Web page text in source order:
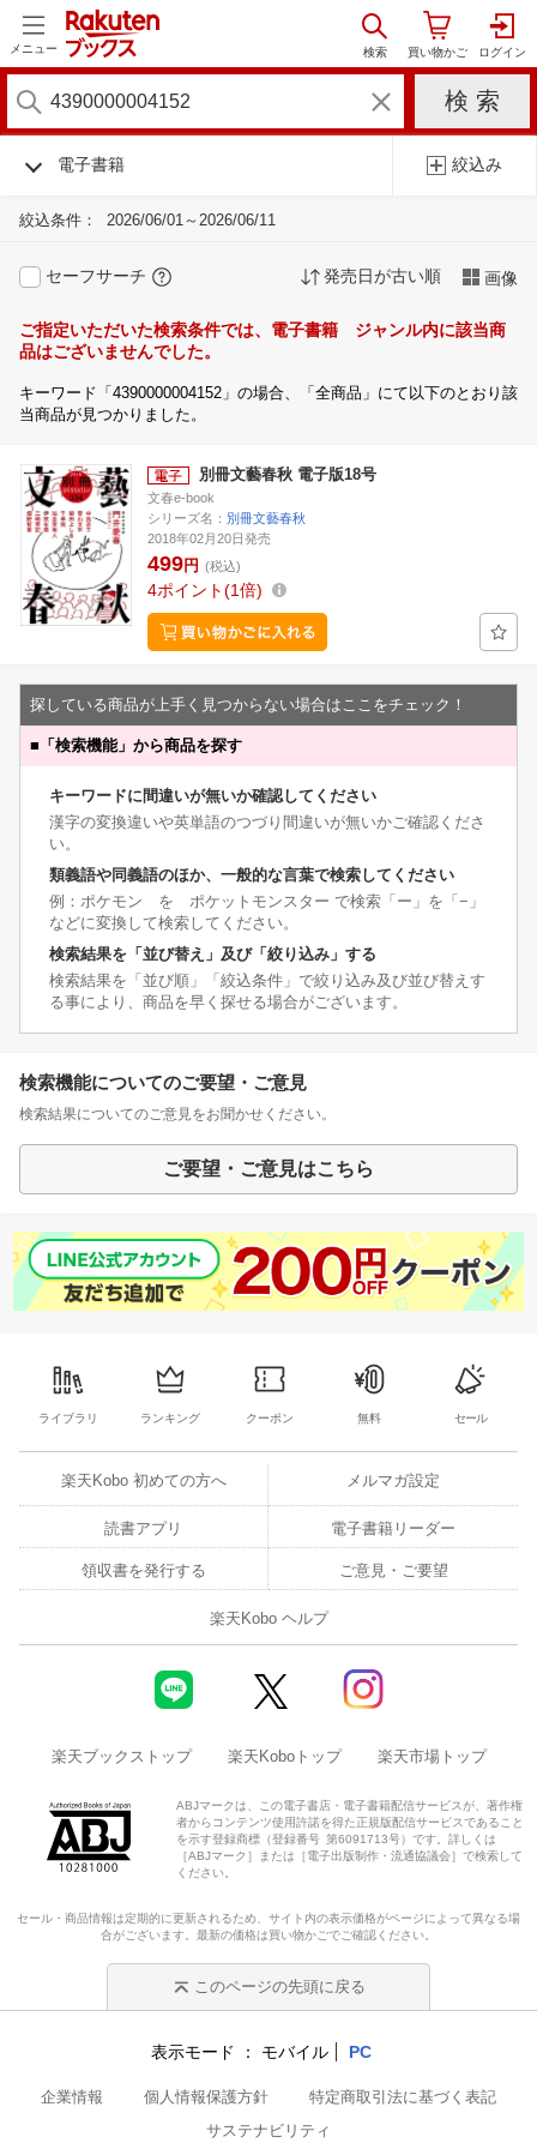
メニュー
電子書籍 絞込み
絞込条件： 2026/06/01～2026/06/11
セーフサーチ 発売日が古い順 画像
ご指定いただいた検索条件では、電子書籍 ジャンル内に該当商
品はございませんでした。
キーワード「4390000004152」の場合、「全商品」にて以下のとおり該
当商品が見つかりました。
別冊文藝春秋 電子版18号
文春e-book
シリーズ名： 別冊文藝春秋
2018年02月20日発売
499円 (税込)
4ポイント 1倍
探している商品が上手く見つからない場合はここをチェック！
■ 「検索機能」から商品を探す
キーワードに間違いが無いか確認してください
漢字の変換違いや英単語のつづり間違いが無いかご確認くださ
い。
類義語や同義語のほか、一般的な言葉で検索してください
例：ポケモン を ポケットモンスター で検索「ー」を「−」
などに変換して検索してください。
検索結果を「並び替え」及び「絞り込み」する
検索結果を「並び順」「絞込条件」で絞り込み及び並び替えす
る事により、商品を早く探せる場合がございます。
検索機能についてのご要望・ご意見
検索結果についてのご意見をお聞かせください。
ご要望・ご意見はこちら
ライブラリ ランキング クーポン 無料 セール
楽天Kobo 初めての方へ メルマガ設定
読書アプリ 電子書籍リーダー
領収書を発行する ご意見・ご要望
楽天Kobo ヘルプ
楽天ブックストップ 楽天Koboトップ 楽天市場トップ
ABJマークは、この電子書店・電子書籍配信サービスが、著作権
者からコンテンツ使用許諾を得た正規版配信サービスであること
を示す登録商標（登録番号 第6091713号）です。詳しくは
［ABJマーク］または［電子出版制作・流通協議会］で検索して
ください。
セール・商品情報は定期的に更新されるため、サイト内の表示価格がページによって異なる場
合がございます。最新の価格は買い物かごでご確認ください。
このページの先頭に戻る
表示モード モバイル PC
企業情報 個人情報保護方針
特定商取引法に基づく表記
サステナビリティ